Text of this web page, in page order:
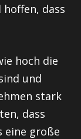
dass
hoch die
und
stark
dass
eine große